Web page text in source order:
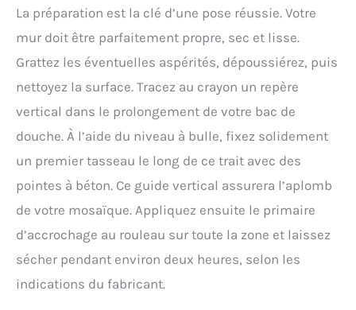
La préparation est la clé d’une pose réussie. Votre
mur doit être parfaitement propre, sec et lisse.
Grattez les éventuelles aspérités, dépoussiérez, puis
nettoyez la surface. Tracez au crayon un repère
vertical dans le prolongement de votre bac de
douche. À l’aide du niveau à bulle, fixez solidement
un premier tasseau le long de ce trait avec des
pointes à béton. Ce guide vertical assurera l’aplomb
de votre mosaïque. Appliquez ensuite le primaire
d’accrochage au rouleau sur toute la zone et laissez
sécher pendant environ deux heures, selon les
indications du fabricant.